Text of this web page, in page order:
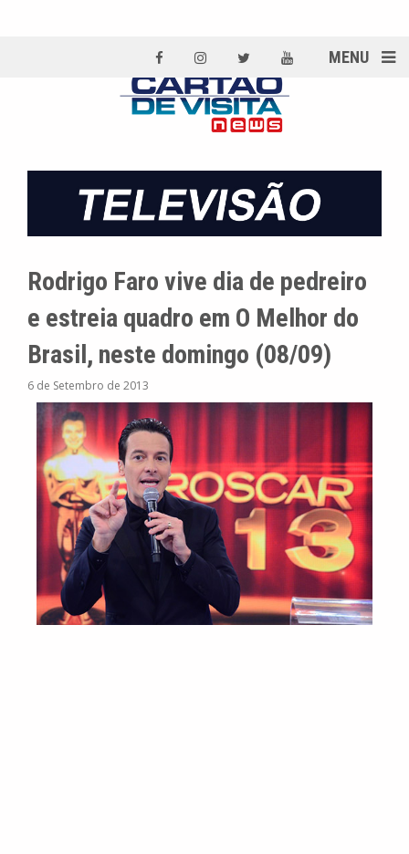
MENU
Rodrigo Faro vive dia de pedreiro
e estreia quadro em O Melhor do
Brasil, neste domingo (08/09)
6 de Setembro de 2013